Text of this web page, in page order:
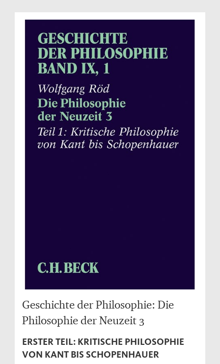
Geschichte der Philosophie: Die
Philosophie der Neuzeit 3
ERSTER TEIL: KRITISCHE PHILOSOPHIE
VON KANT BIS SCHOPENHAUER